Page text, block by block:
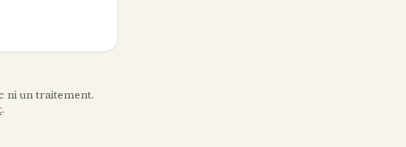
ni un traitement.
.